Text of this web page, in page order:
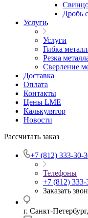
Дробь
Услуги
Услуги
Гибка
Резка
Сверление
Доставка
Оплата
Контакты
Цены LME
Калькулятор
Новости
Рассчитать заказ
+7 (812) 333-30-
Телефоны
+7 (812) 333-
Заказать
г. Санкт-